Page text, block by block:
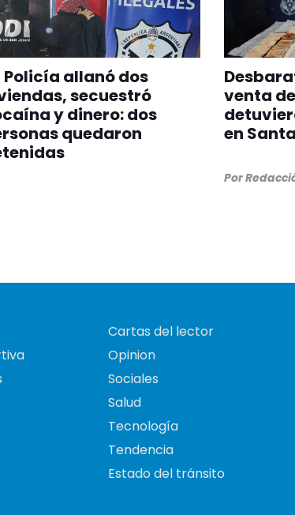
Policía allanó dos
secuestró
y dinero: dos
quedaron
venta
en
Por
Cartas del lector
Opinion
Sociales
Salud
Tecnología
Tendencia
Estado del tránsito